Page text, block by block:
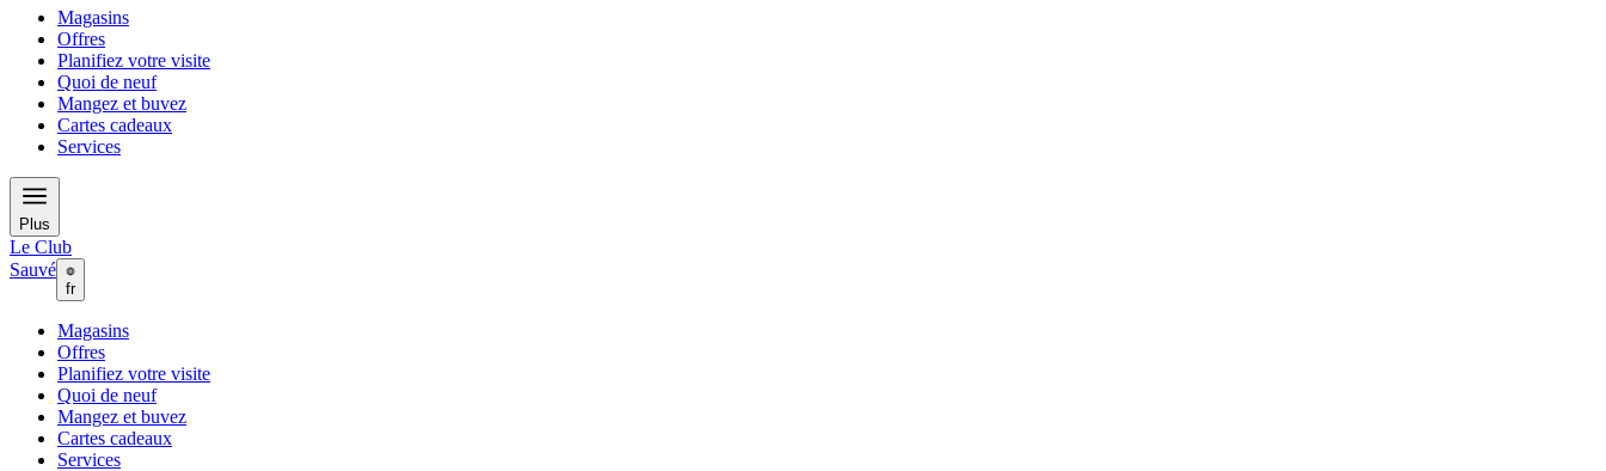
Magasins
Offres
Planifiez votre visite
Quoi de neuf
Mangez et buvez
Cartes cadeaux
Services
Plus
Le Club
Sauvé
fr
Magasins
Offres
Planifiez votre visite
Quoi de neuf
Mangez et buvez
Cartes cadeaux
Services